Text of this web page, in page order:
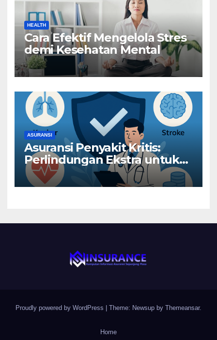
HEALTH
Cara Efektif Mengelola Stres
demi Kesehatan Mental
ASURANSI
Asuransi Penyakit Kritis:
Perlindungan Ekstra untuk
Risiko Besar
Proudly powered by WordPress Theme: Newsup by Themeansar.
Home